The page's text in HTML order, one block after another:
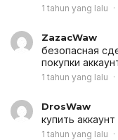
1 tahun yang lalu
ZazacWaw
безопасная
покупки
1 tahun yang lalu
DrosWaw
купить аккаунт
1 tahun yang lalu